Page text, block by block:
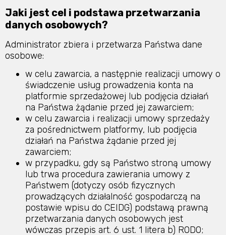
Jaki jest cel i podstawa przetwarzania
danych osobowych?
Administrator zbiera i przetwarza Państwa dane
osobowe:
w celu zawarcia, a następnie realizacji umowy o
świadczenie usług prowadzenia konta na
platformie sprzedażowej lub podjęcia działań
na Państwa żądanie przed jej zawarciem;
w celu zawarcia i realizacji umowy sprzedaży
za pośrednictwem platformy, lub podjęcia
działań na Państwa żądanie przed jej
zawarciem;
w przypadku, gdy są Państwo stroną umowy
lub trwa procedura zawierania umowy z
Państwem (dotyczy osób fizycznych
prowadzących działalność gospodarczą na
postawie wpisu do CEIDG) podstawą prawną
przetwarzania danych osobowych jest
wówczas przepis art. 6 ust. 1 litera b) RODO;